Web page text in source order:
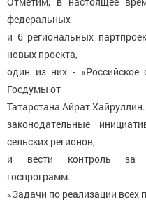
федеральных
и 6 региональных
новых проекта,
один из них - «Российское
Госдумы от
Татарстана Айрат
законодательные
сельских регионов,
и вести контроль за
госпрограмм.
«Задачи по реализации всех